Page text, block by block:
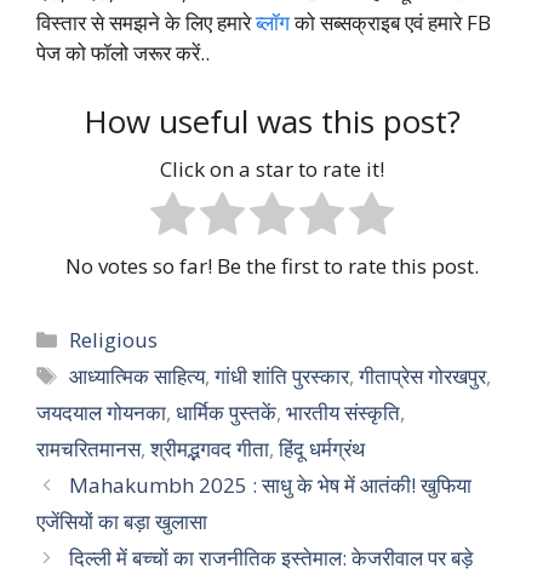
विस्तार से समझने के लिए हमारेब्लॉगको सब्सक्राइब एवं हमारे FB
पेज को फॉलो जरूर करें..
How useful was this post?
Click on a star to rate it!
No votes so far! Be the first to rate this post.
Categories
Religious
Tags
आध्यात्मिक साहित्य,गांधी शांति पुरस्कार,गीताप्रेस गोरखपुर,
जयदयाल गोयनका, धार्मिक पुस्तकें, भारतीय संस्कृति,
रामचरितमानस,श्रीमद्भगवद गीता,हिंदू धर्मग्रंथ
Mahakumbh 2025 : साधु के भेष में आतंकी! खुफिया
एजेंसियों का बड़ा खुलासा
दिल्ली में बच्चों का राजनीतिक इस्तेमाल: केजरीवाल पर बड़े